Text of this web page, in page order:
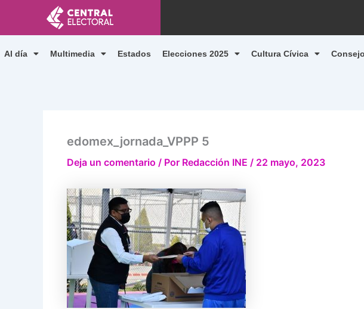
contenido
Al día Multimedia Estados Elecciones 2025 Cultura Cívica
edomex_jornada_VPPP 5
Deja un comentario / Por Redacción INE / 22 mayo, 2023